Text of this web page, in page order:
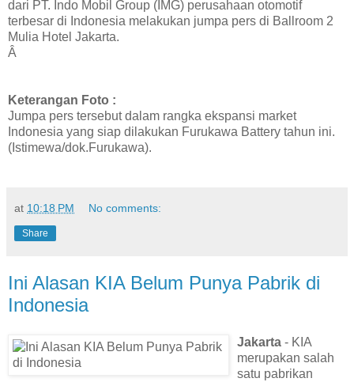
dari PT. Indo Mobil Group (IMG) perusahaan otomotif
terbesar di Indonesia melakukan jumpa pers di Ballroom 2
Mulia Hotel Jakarta.
Â
Keterangan Foto :
Jumpa pers tersebut dalam rangka ekspansi market
Indonesia yang siap dilakukan Furukawa Battery tahun ini.
(Istimewa/dok.Furukawa).
at 10:18 PM No comments:
Share
Ini Alasan KIA Belum Punya Pabrik di
Indonesia
Jakarta - KIA
merupakan salah
satu pabrikan